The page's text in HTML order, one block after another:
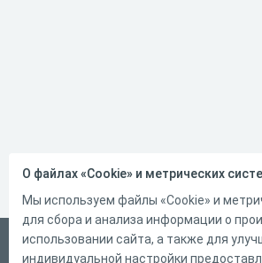
Русский
О файлах «Cookie» и метрических
Мы используем файлы «Cookie» и
для сбора и анализа информации о
использовании сайта, а также для
индивидуальной настройки